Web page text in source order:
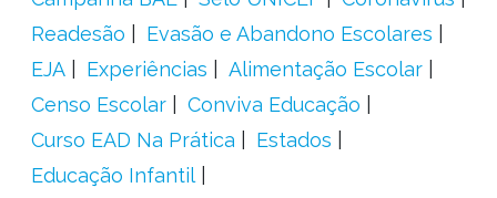
Readesão
Evasão e Abandono Escolares
EJA
Experiências
Alimentação Escolar
Censo Escolar
Conviva Educação
Curso EAD Na Prática
Estados
Educação Infantil